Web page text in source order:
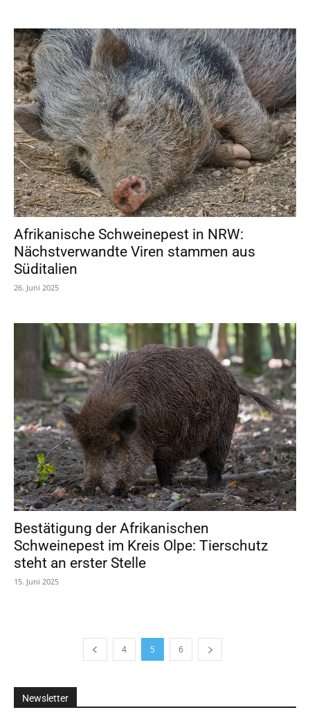
Afrikanische Schweinepest in NRW:
Nächstverwandte Viren stammen aus
Süditalien
26. Juni 2025
Bestätigung der Afrikanischen
Schweinepest im Kreis Olpe: Tierschutz
steht an erster Stelle
15. Juni 2025
4 5 6
Newsletter